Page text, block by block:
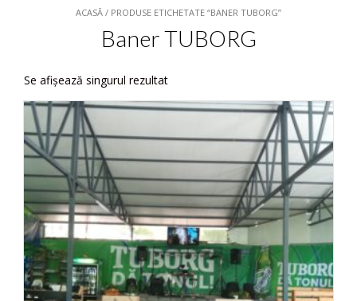
ACASĂ / PRODUSE ETICHETATE “BANER TUBORG”
Baner TUBORG
Se afișează singurul rezultat